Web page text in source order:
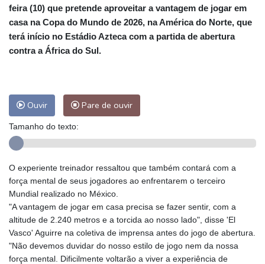
feira (10) que pretende aproveitar a vantagem de jogar em
casa na Copa do Mundo de 2026, na América do Norte, que
terá início no Estádio Azteca com a partida de abertura
contra a África do Sul.
Ouvir Pare de ouvir
Tamanho do texto:
O experiente treinador ressaltou que também contará com a
força mental de seus jogadores ao enfrentarem o terceiro
Mundial realizado no México.
"A vantagem de jogar em casa precisa se fazer sentir, com a
altitude de 2.240 metros e a torcida ao nosso lado", disse 'El
Vasco' Aguirre na coletiva de imprensa antes do jogo de abertura.
"Não devemos duvidar do nosso estilo de jogo nem da nossa
força mental. Dificilmente voltarão a viver a experiência de